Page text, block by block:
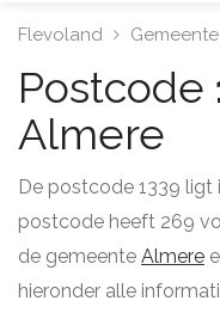
Flevoland
Postcode
Almere
De postcode 1339 ligt
postcode heeft 269
de gemeente Almere
hieronder alle